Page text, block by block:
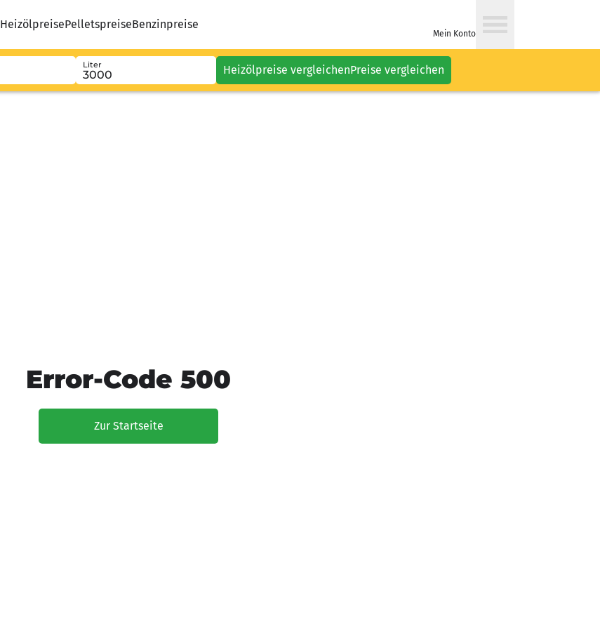
HeizölpreisePelletspreiseBenzinpreise
Mein Konto
Liter Heizölpreise vergleichenPreise vergleichen
Error-Code 500
Zur Startseite